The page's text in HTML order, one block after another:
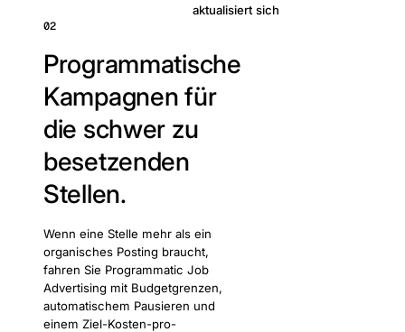
aktualisiert sich
02
Programmatische
Kampagnen für
die schwer zu
besetzenden
Stellen.
Wenn eine Stelle mehr als ein
organisches Posting braucht,
fahren Sie Programmatic Job
Advertising mit Budgetgrenzen,
automatischem Pausieren und
einem Ziel-Kosten-pro-